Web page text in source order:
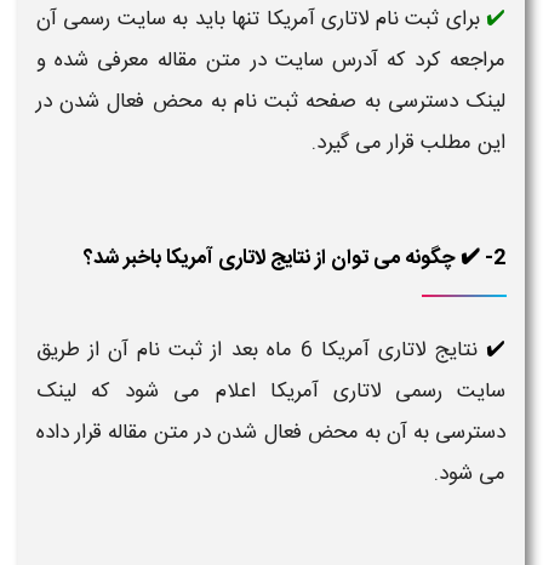
✔️برای ثبت نام لاتاری آمریکا تنها باید به سایت رسمی آن
مراجعه کرد که آدرس سایت در متن مقاله معرفی شده و
لینک دسترسی به صفحه ثبت نام به محض فعال شدن در
این مطلب قرار می گیرد.
2- ✔️ چگونه می توان از نتایج لاتاری آمریکا باخبر شد؟
✔️
نتایج لاتاری آمریکا 6 ماه بعد از ثبت نام آن از طریق
سایت رسمی لاتاری آمریکا اعلام می شود که لینک
دسترسی به آن به محض فعال شدن در متن مقاله قرار داده
می شود.